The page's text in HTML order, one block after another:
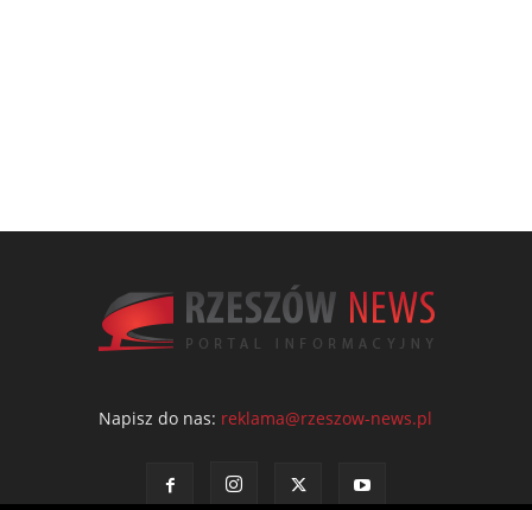
Napisz do nas: reklama@rzeszow-news.pl